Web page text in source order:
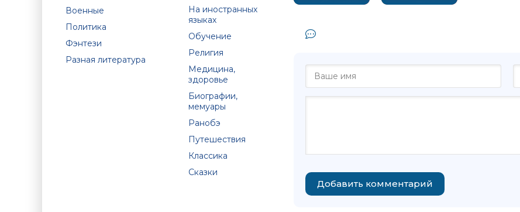
Военные
Политика
Фэнтези
Разная литература
На иностранных
языках
Обучение
Религия
Медицина,
здоровье
Биографии,
мемуары
Ранобэ
Путешествия
Классика
Сказки
Добавить комментарий